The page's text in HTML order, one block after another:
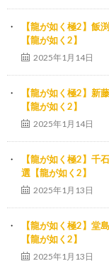
【龍が如く極2】飯
【龍が如く2】
2025年1月14日
【龍が如く極2】新
【龍が如く2】
2025年1月14日
【龍が如く極2】千
選【龍が如く2】
2025年1月13日
【龍が如く極2】堂
【龍が如く2】
2025年1月13日